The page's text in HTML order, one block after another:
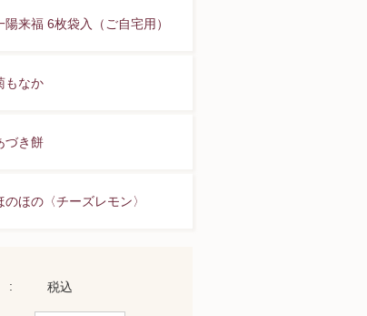
陽来福 6枚袋入（ご自宅用）
もなか
づき餅
のほの〈チーズレモン〉
税込